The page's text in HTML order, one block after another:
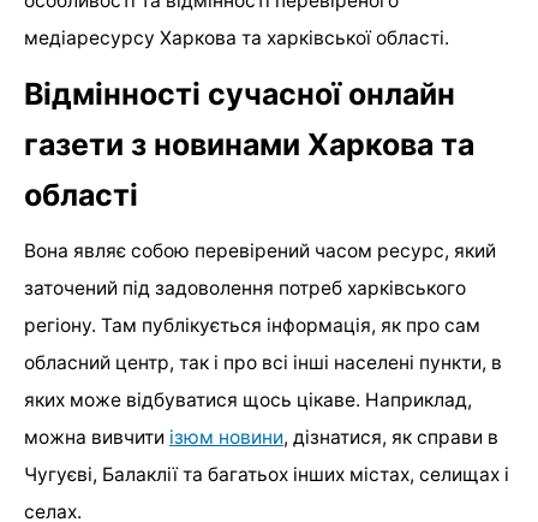
медіаресурсу Харкова та харківської області.
Відмінності сучасної онлайн
газети з новинами Харкова та
області
Вона являє собою перевірений часом ресурс, який
заточений під задоволення потреб харківського
регіону. Там публікується інформація, як про сам
обласний центр, так і про всі інші населені пункти, в
яких може відбуватися щось цікаве. Наприклад,
можна вивчити ізюм новини, дізнатися, як справи в
Чугуєві, Балаклії та багатьох інших містах, селищах і
селах.